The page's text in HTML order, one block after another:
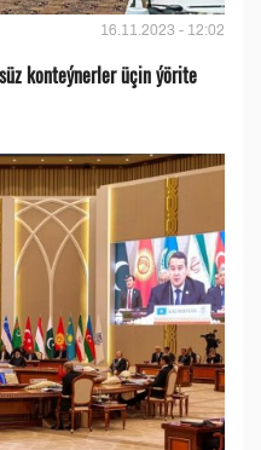
16.11.2023 - 12:02
konteýnerler üçin ýörite